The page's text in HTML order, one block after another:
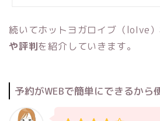
続いてホットヨガロイブ（loIve
や評判を紹介していきます。
予約がWEBで簡単にできるから